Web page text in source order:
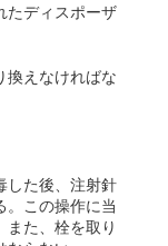
たディスポーザ
換えなければな
した後、注射針
。この操作に当
また、栓を取り